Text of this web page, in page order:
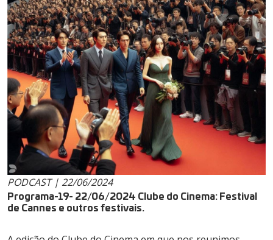
PODCAST | 22/06/2024
Programa-19- 22/06/2024 Clube do Cinema: Festival
de Cannes e outros festivais.